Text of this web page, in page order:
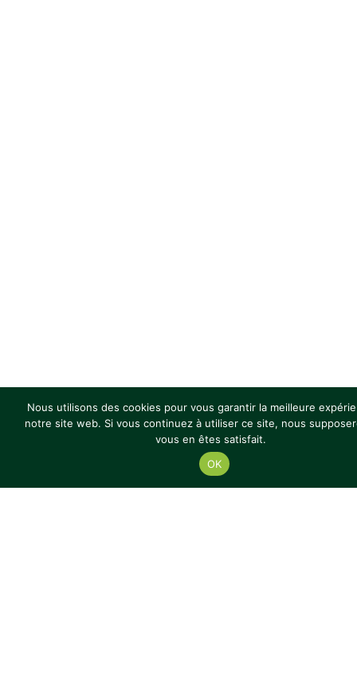
Nous utilisons des cookies pour vous garantir la meilleure
notre site web. Si vous continuez à utiliser ce site, nous
vous en êtes satisfait.
OK